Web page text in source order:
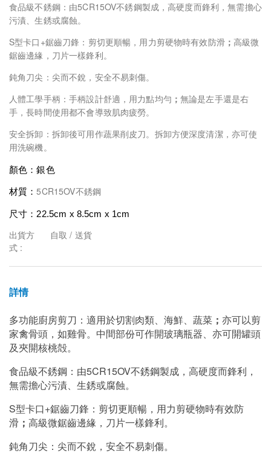
食品級不銹鋼：由5CR15OV不銹鋼製成，高硬度而鋒利，無需擔心
污漬、生銹或腐蝕。
S型卡口 +鋸齒刀鋒：剪切更順暢，用力剪硬物時有效防滑； 高級微
鋸齒邊緣，刀片一樣鋒利。
鈍角刀尖：尖而不銳，安全不易刺傷。
人體工學手柄：手柄設計舒適，用力點均勻 ；無論是左手還是右
手，長時間使用都不會導致肌肉疲勞。
安全拆卸：拆卸後可用作蔬果削皮刀。拆卸方便深度清潔，亦可使
用洗碗機。
顏色：銀色
材質：5CR15OV不銹鋼
尺寸： 22.5cm x 8.5cm x 1cm
出貨方
式 :
自取 / 送貨
詳情
多功能廚房剪刀：適用於切割肉類、海鮮、蔬菜 ； 亦可以剪
家禽骨頭，如雞骨。中間部份可作開玻璃瓶器、亦可開罐頭
及夾開核桃殻。
食品級不銹鋼：由5CR15OV不銹鋼製成，高硬度而鋒利，
無需擔心污漬、生銹或腐蝕。
S型卡口+鋸齒刀鋒：剪切更順暢，用力剪硬物時有效防
滑 ； 高級微鋸齒邊緣，刀片一樣鋒利。
鈍角刀尖：尖而不銳，安全不易刺傷。